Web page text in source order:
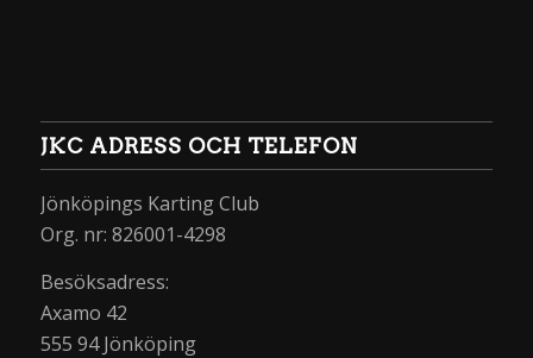
JKC ADRESS OCH TELEFON
Jönköpings Karting Club
Org. nr: 826001-4298
Besöksadress:
Axamo 42
555 94 Jönköping